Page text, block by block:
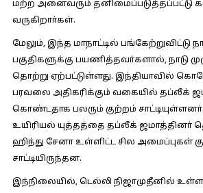
மற்ற அனைவரும் தனிமைப்படுத்தப்பட்டு
வருகிறாா்கள்.
மேலும், இந்த மாநாட்டில் பங்கேற்றுவிட்டு
பகுதிகளுக்கு பயணித்தவா்களால், நாடு
தொற்று ஏற்பட்டுள்ளது. இந்தியாவில்
பரவலை அதிகரிக்கும் வகையில் தப்லீக்
கொண்டதாக பலரும் குற்றம்
உயிரியல் யுத்தத்தை தப்லீக் ஜமாத்தினா்
ஹிந்து சேனா உள்ளிட்ட சில அமைப்புகள்
சாட்டியிருந்தன.
இந்நிலையில், டெல்லி நிஜாமுதீனில்